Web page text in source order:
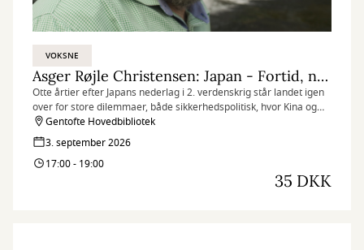
VOKSNE
Asger Røjle Christensen: Japan - Fortid, nutid, fremtid
Otte årtier efter Japans nederlag i 2. verdenskrig står landet igen
over for store dilemmaer, både sikkerhedspolitisk, hvor Kina og
USA rykker på sig, og i forhold til sin egen samfundsmodel.
Samtidig har Japan fået sin første kvindelige premierminister,
Sanae Takaichi.
Gentofte Hovedbibliotek
3. september 2026
17:00 - 19:00
35 DKK